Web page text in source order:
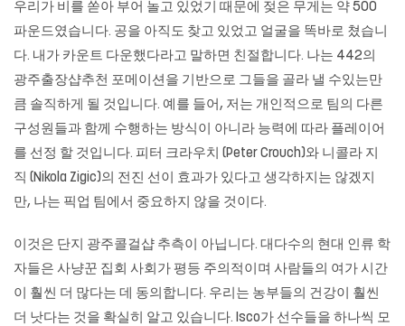
우리가 비를 쏟아 부어 놀고 있었기 때문에 젖은 무게는 약 500
파운드였습니다. 공을 아직도 찾고 있었고 얼굴을 똑바로 쳤습니
다. 내가 카운트 다운했다라고 말하면 친절합니다. 나는 442의
광주출장샵추천 포메이션을 기반으로 그들을 골라 낼 수있는만
큼 솔직하게 될 것입니다. 예를 들어, 저는 개인적으로 팀의 다른
구성원들과 함께 수행하는 방식이 아니라 능력에 따라 플레이어
를 선정 할 것입니다. 피터 크라우치 (Peter Crouch)와 니콜라 지
직 (Nikola Zigic)의 전진 선이 효과가 있다고 생각하지는 않겠지
만, 나는 픽업 팀에서 중요하지 않을 것이다.
이것은 단지 광주콜걸샵 추측이 아닙니다. 대다수의 현대 인류 학
자들은 사냥꾼 집회 사회가 평등 주의적이며 사람들의 여가 시간
이 훨씬 더 많다는 데 동의합니다. 우리는 농부들의 건강이 훨씬
더 낫다는 것을 확실히 알고 있습니다. Isco가 선수들을 하나씩 모